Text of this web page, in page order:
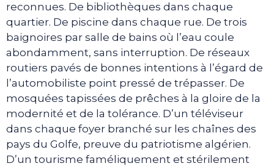
reconnues. De bibliothèques dans chaque
quartier. De piscine dans chaque rue. De trois
baignoires par salle de bains où l’eau coule
abondamment, sans interruption. De réseaux
routiers pavés de bonnes intentions à l’égard de
l’automobiliste point pressé de trépasser. De
mosquées tapissées de prêches à la gloire de la
modernité et de la tolérance. D’un téléviseur
dans chaque foyer branché sur les chaînes des
pays du Golfe, preuve du patriotisme algérien.
D’un tourisme faméliquement et stérilement